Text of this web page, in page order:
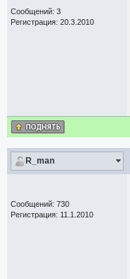
Сообщений: 3
Регистрация: 20.3.2010
R_man
Сообщений: 730
Регистрация: 11.1.2010